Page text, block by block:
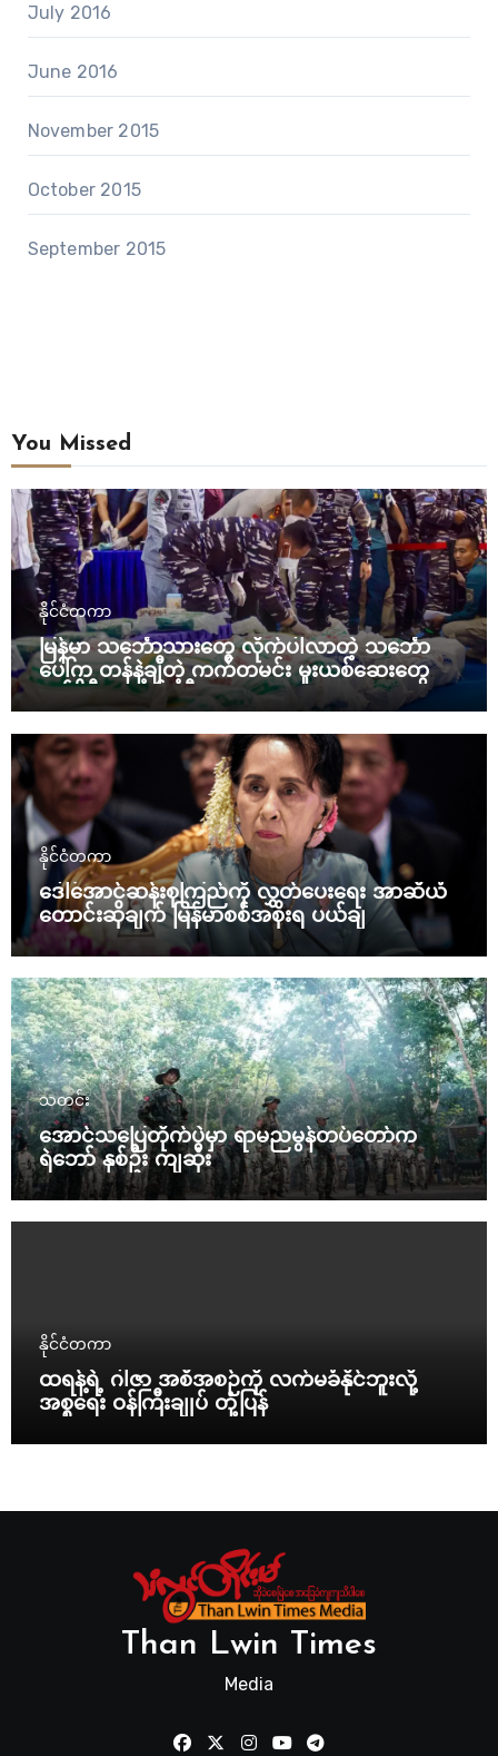
July 2016
June 2016
November 2015
October 2015
September 2015
You Missed
နိုင်ငံတကာ
မြန်မာ သင်္ဘောသားတွေ လိုက်ပါလာတဲ့ သင်္ဘော
ပေါ်က တန်နဲ့ချီတဲ့ ကက်တမင်း မူးယစ်ဆေးတွေကို
အင်ဒိုနီးရှား ဖမ်းဆီး
နိုင်ငံတကာ
ဒေါ်အောင်ဆန်းစုကြည်ကို လွှတ်ပေးရေး အာဆီယံ
တောင်းဆိုချက် မြန်မာစစ်အစိုးရ ပယ်ချ
သတင်း
အောင်သပြေတိုက်ပွဲမှာ ရာမညမွန်တပ်တော်က
ရဲဘော် နှစ်ဦး ကျဆုံး
နိုင်ငံတကာ
ထရန့်ရဲ့ ဂါဇာ အစီအစဉ်ကို လက်မခံနိုင်ဘူးလို့
အစ္စရေး ဝန်ကြီးချုပ် တုံ့ပြန်
Than Lwin Times
Media